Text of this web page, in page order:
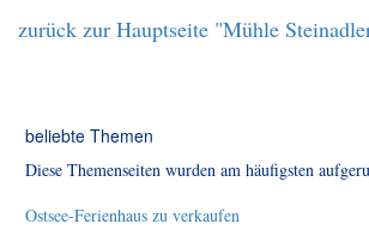
zurück zur Hauptseite "Mühle
beliebte Themen
Diese Themenseiten wurden am häufigsten
Ostsee-Ferienhaus zu verkaufen